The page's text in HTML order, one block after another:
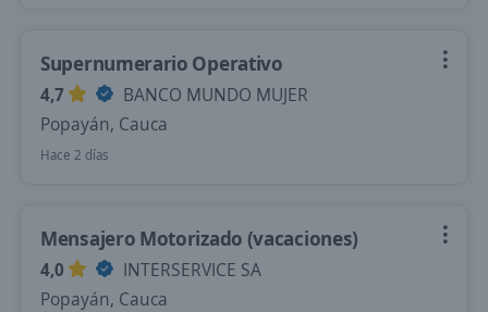
Supernumerario Operativo
4,7
BANCO MUNDO MUJER
Popayán, Cauca
Hace 2 días
Mensajero Motorizado (vacaciones)
4,0
INTERSERVICE SA
Popayán, Cauca